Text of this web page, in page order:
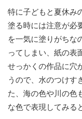
特に子どもと夏休み
塗る時には注意が必
を一気に塗りがちな
ってしまい、紙の表
せっかくの作品に穴
うので、水のつけす
た、海の色や川の色
な色で表現してみる